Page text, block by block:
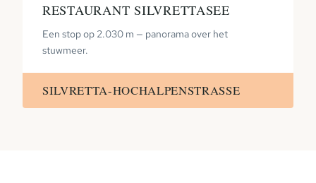
RESTAURANT SILVRETTASEE
Een stop op 2.030 m — panorama over het
stuwmeer.
SILVRETTA-HOCHALPENSTRASSE